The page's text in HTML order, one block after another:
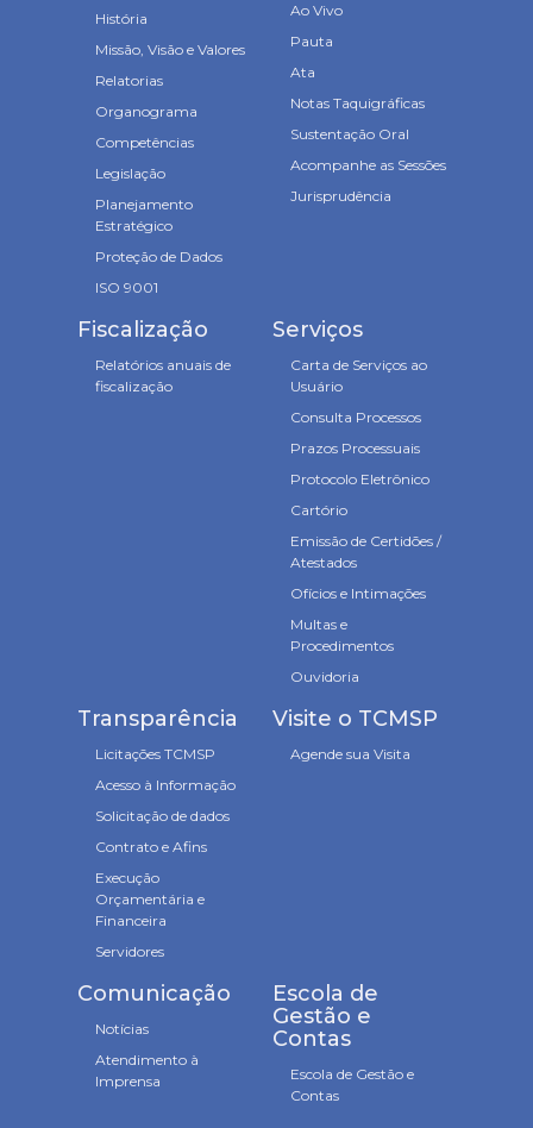
História
Missão, Visão e Valores
Relatorias
Organograma
Competências
Legislação
Planejamento
Estratégico
Proteção de Dados
ISO 9001
Ao Vivo
Pauta
Ata
Notas Taquigráficas
Sustentação Oral
Acompanhe as Sessões
Jurisprudência
Fiscalização
Relatórios anuais de
fiscalização
Serviços
Carta de Serviços ao
Usuário
Consulta Processos
Prazos Processuais
Protocolo Eletrônico
Cartório
Emissão de Certidões /
Atestados
Ofícios e Intimações
Multas e
Procedimentos
Ouvidoria
Transparência
Licitações TCMSP
Acesso à Informação
Solicitação de dados
Contrato e Afins
Execução
Orçamentária e
Financeira
Servidores
Visite o TCMSP
Agende sua Visita
Comunicação
Notícias
Atendimento à
Imprensa
Escola de
Gestão e
Contas
Escola de Gestão e
Contas